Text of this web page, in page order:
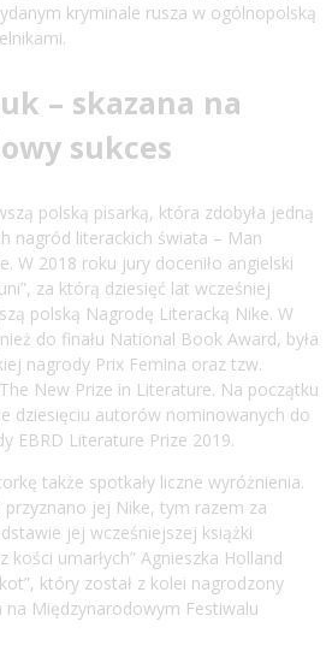
kryminale rusza w ogólnopolską
– skazana na
sukces
polską pisarką, która zdobyła jedną
nagród literackich świata – Man
W 2018 roku jury doceniło angielski
za którą dziesięć lat wcześniej
polską Nagrodę Literacką Nike. W
do finału National Book Award, była
nagrody Prix Femina oraz tzw.
New Prize in Literature. Na początku
dziesięciu autorów nominowanych do
EBRD Literature Prize 2019.
także spotkały liczne wyróżnienia.
jej Nike, tym razem za
jej wcześniejszej książki
kości umarłych” Agnieszka Holland
który został z kolei nagrodzony
na Międzynarodowym Festiwalu